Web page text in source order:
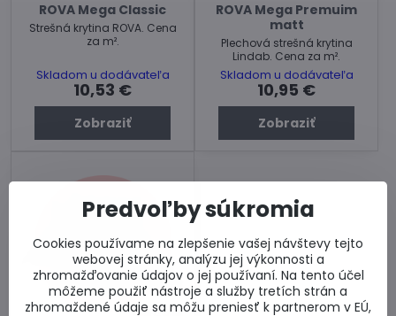
ROVA Mega Classic
Strešná krytina ROVA. Cena
za m².
Skladom u dodávateľa
10,53 €
Zobraziť
ROVA Mega Premuim
matt
Plechová strešná krytina
Lindab. Cena za m².
Skladom u dodávateľa
10,95 €
Zobraziť
Predvoľby súkromia
Cookies používame na zlepšenie vašej návštevy tejto
webovej stránky, analýzu jej výkonnosti a
zhromažďovanie údajov o jej používaní. Na tento účel
môžeme použiť nástroje a služby tretích strán a
zhromaždené údaje sa môžu preniesť k partnerom v EÚ,